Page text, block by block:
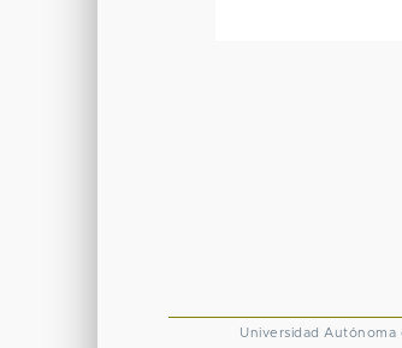
Universidad Autónoma